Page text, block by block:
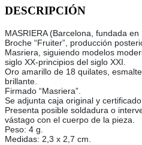
DESCRIPCIÓN
MASRIERA (Barcelona, fundada en
Broche “Fruiter”, producción
Masriera, siguiendo modelos
siglo XX-principios del siglo XXI.
Oro amarillo de 18 quilates,
brillante.
Firmado “Masriera”.
Se adjunta caja original y
Presenta posible soldadura o
vástago con el cuerpo de la pieza.
Peso: 4 g.
Medidas: 2,3 x 2,7 cm.